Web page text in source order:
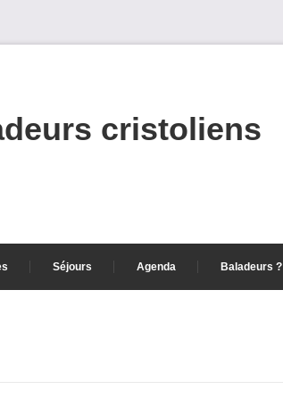
cristoliens
Séjours Agenda Baladeurs ?